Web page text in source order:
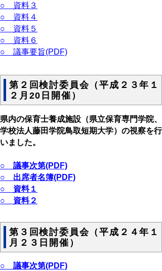
○ 資料３
○ 資料４
○ 資料５
○ 資料６
○ 議事要旨(PDF)
第２回検討委員会（平成２３年１
２月20日開催）
県内の保育士養成施設（県立保育専門学院、
学校法人藤田学院鳥取短期大学）の視察を行
いました。
○ 議事次第(PDF)
○ 出席者名簿(PDF)
○ 資料１
○ 資料２
第３回検討委員会（平成２４年１
月２３日開催）
○ 議事次第(PDF)